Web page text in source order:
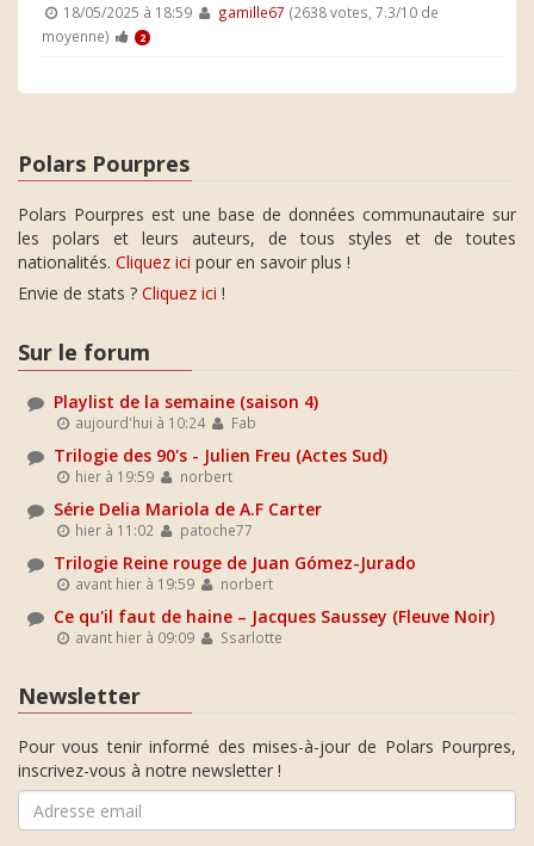
18/05/2025 à 18:59 gamille67 (2638 votes, 7.3/10 de
moyenne)
2
Polars Pourpres
Polars Pourpres est une base de données communautaire sur
les polars et leurs auteurs, de tous styles et de toutes
nationalités. Cliquez ici pour en savoir plus !
Envie de stats ? Cliquez ici !
Sur le forum
Playlist de la semaine (saison 4)
aujourd'hui à 10:24 Fab
Trilogie des 90's - Julien Freu (Actes Sud)
hier à 19:59 norbert
Série Delia Mariola de A.F Carter
hier à 11:02 patoche77
Trilogie Reine rouge de Juan Gómez-Jurado
avant hier à 19:59 norbert
Ce qu'il faut de haine – Jacques Saussey (Fleuve Noir)
avant hier à 09:09 Ssarlotte
Newsletter
Pour vous tenir informé des mises-à-jour de Polars Pourpres,
inscrivez-vous à notre newsletter !